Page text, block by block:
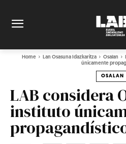
Home Lan Osasuna Idazkaritza Osalan
únicamente
OSALAN
LAB considera
instituto